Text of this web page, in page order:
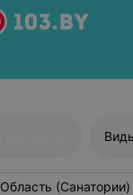
Область (Санатории)